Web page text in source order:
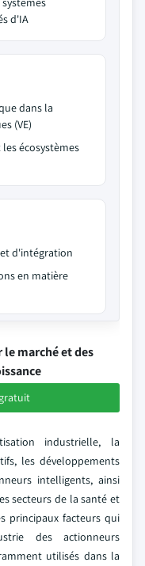
d'IA
dans la
(VE)
écosystèmes
d'intégration
en matière
marché et des
industrielle, la
les développements
intelligents, ainsi
secteurs de la santé et
principaux facteurs qui
des actionneurs
utilisés dans la